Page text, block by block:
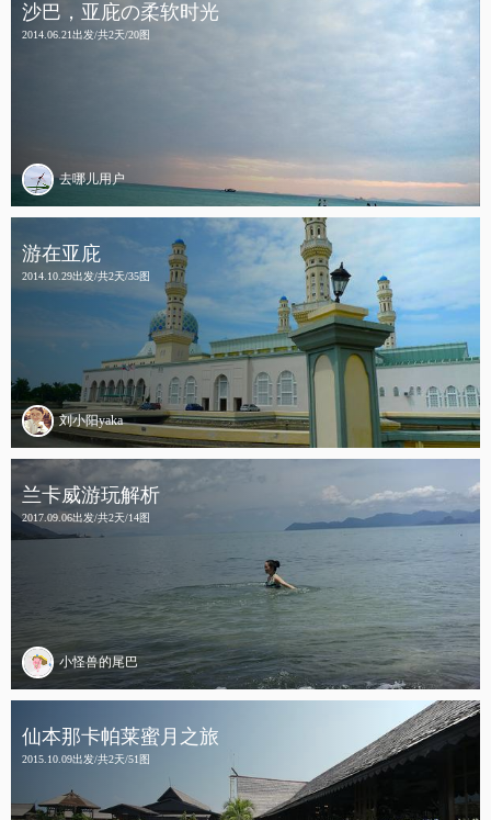
沙巴，亚庇の柔软时光
2014.06.21出发/共2天/20图
去哪儿用户
游在亚庇
2014.10.29出发/共2天/35图
刘小阳yaka
兰卡威游玩解析
2017.09.06出发/共2天/14图
小怪兽的尾巴
仙本那卡帕莱蜜月之旅
2015.10.09出发/共2天/51图